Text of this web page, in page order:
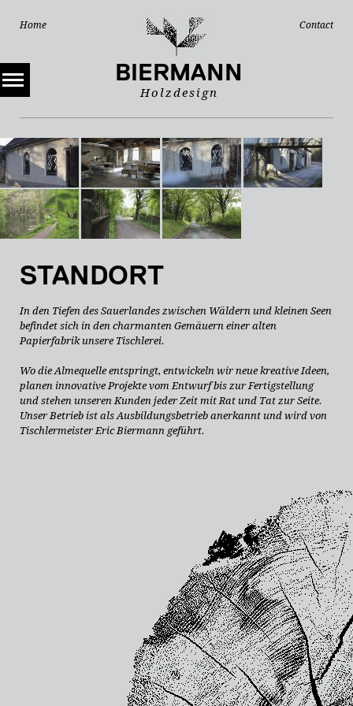
BIERMANN
Holzdesign
Navigation
Home
Navigation
Contact
STANDORT
In den Tiefen des Sauerlandes zwischen Wäldern und kleinen Seen
befindet sich in den charmanten Gemäuern einer alten
Papierfabrik unsere Tischlerei.
Wo die Almequelle entspringt, entwickeln wir neue kreative Ideen,
planen innovative Projekte vom Entwurf bis zur Fertigstellung
und stehen unseren Kunden jeder Zeit mit Rat und Tat zur Seite.
Unser Betrieb ist als Ausbildungsbetrieb anerkannt und wird von
Tischlermeister Eric Biermann geführt.